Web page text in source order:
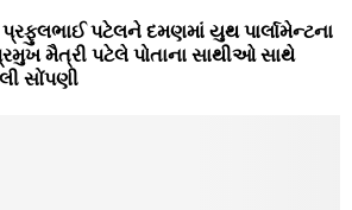
પટેલને દમણમાં યુથ પાર્લામેન્ટના
મૈત્રી પટેલે પોતાના સાથીઓ સાથે
સોંપણી